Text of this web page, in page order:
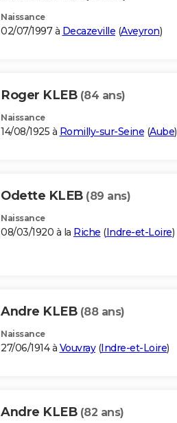
Naissance
02/07/1997 à Decazeville (Aveyron)
Roger KLEB (84 ans)
Naissance
14/08/1925 à Romilly-sur-Seine (Aube)
Odette KLEB (89 ans)
Naissance
08/03/1920 à la Riche (Indre-et-Loire)
Andre KLEB (88 ans)
Naissance
27/06/1914 à Vouvray(Indre-et-Loire)
Andre KLEB (82 ans)